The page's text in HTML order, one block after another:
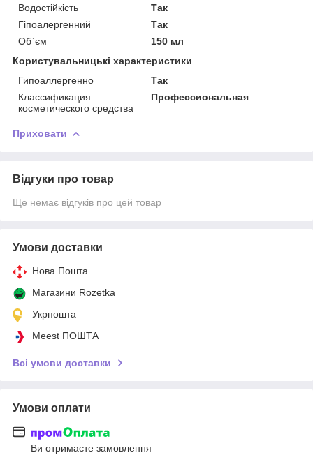
Водостійкість
Так
Гіпоалергенний
Так
Об`єм
150 мл
Користувальницькі характеристики
Гипоаллергенно
Так
Классификация
косметического средства
Профессиональная
Приховати
Відгуки про товар
Ще немає відгуків про цей товар
Умови доставки
Нова Пошта
Магазини Rozetka
Укрпошта
Meest ПОШТА
Всі умови доставки
Умови оплати
Ви отримаєте замовлення